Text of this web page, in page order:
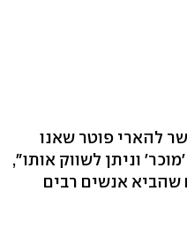
להארי פוטר שאנו
וניתן לשווק אותו",
שהביא אנשים רבים